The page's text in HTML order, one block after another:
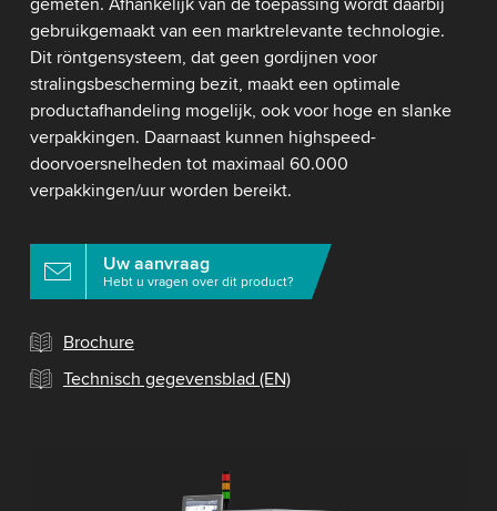
gemeten. Afhankelijk van de toepassing wordt daarbij
gebruikgemaakt van een marktrelevante technologie.
Dit röntgensysteem, dat geen gordijnen voor
stralingsbescherming bezit, maakt een optimale
productafhandeling mogelijk, ook voor hoge en slanke
verpakkingen. Daarnaast kunnen highspeed-
doorvoersnelheden tot maximaal 60.000
verpakkingen/uur worden bereikt.
Uw aanvraag
Hebt u vragen over dit product?
Brochure
Technisch gegevensblad (EN)